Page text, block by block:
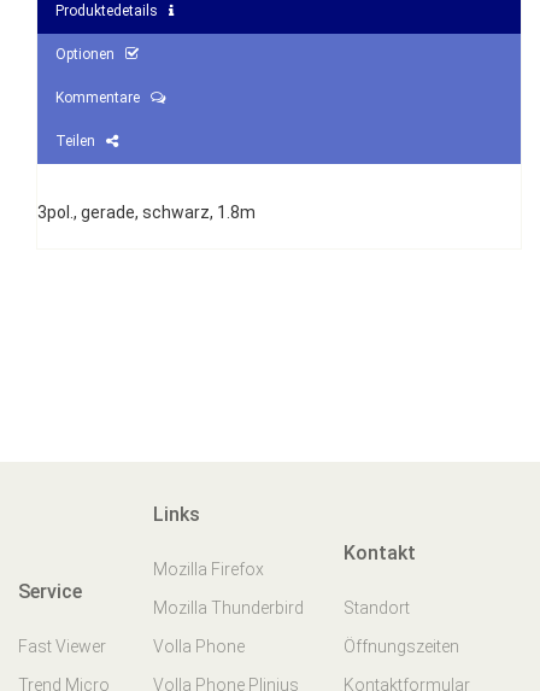
Produktedetails
Optionen
Kommentare
Teilen
3pol., gerade, schwarz, 1.8m
Service
Fast Viewer
Trend Micro
Links
Mozilla Firefox
Mozilla Thunderbird
Volla Phone
Volla Phone Plinius
Kontakt
Standort
Öffnungszeiten
Kontaktformular